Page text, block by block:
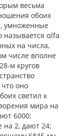
весьма
обоих
умноженные
называется αlfa
на числа,
числе вполне
м кругов
оно
светил к
мира на
6000;
2, дают 24;